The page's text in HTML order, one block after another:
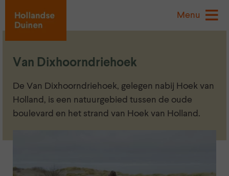
Menu
Van Dixhoorndriehoek
De Van Dixhoorndriehoek, gelegen nabij Hoek van
Holland, is een natuurgebied tussen de oude
boulevard en het strand van Hoek van Holland.